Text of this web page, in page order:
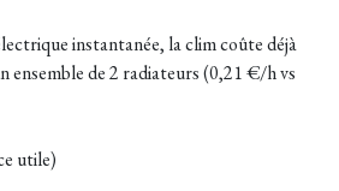
instantanée, la clim coûte déjà
ensemble de 2 radiateurs (0,21 €/h vs
utile)